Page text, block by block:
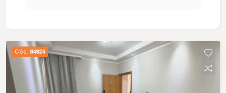
Cód. 84824